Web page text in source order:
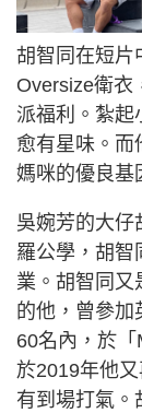
胡智同在短片
Oversize衛衣
派福利。紮起
愈有星味。而
媽咪的優良基
吳婉芳的大仔
羅公學，胡智
業。胡智同又
的他，曾參加
60名內，於「
於2019年他
有到場打氣。